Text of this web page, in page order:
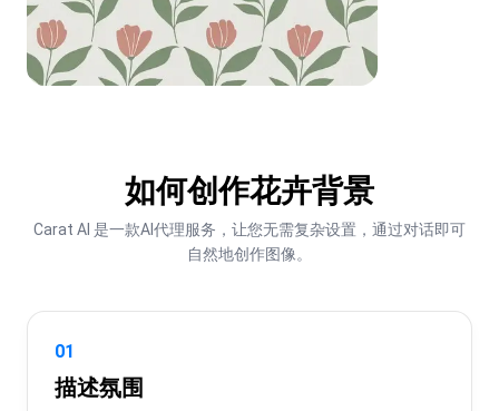
如何创作花卉背景
Carat AI 是一款AI代理服务，让您无需复杂设置，通过对话即可
自然地创作图像。
01
描述氛围